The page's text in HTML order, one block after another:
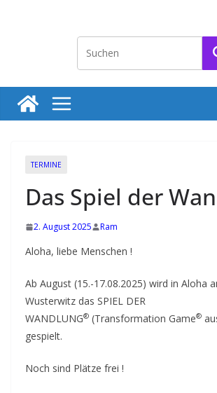
T
i
ü
e
TERMINE
Das Spiel der
2. August 2025 Ram
Aloha, liebe Menschen !
Ab August (15.-17.08.2025) wird in Aloha
Wusterwitz das SPIEL DER
WANDLUNG® (Transformation Game®
gespielt.
Noch sind Plätze frei !